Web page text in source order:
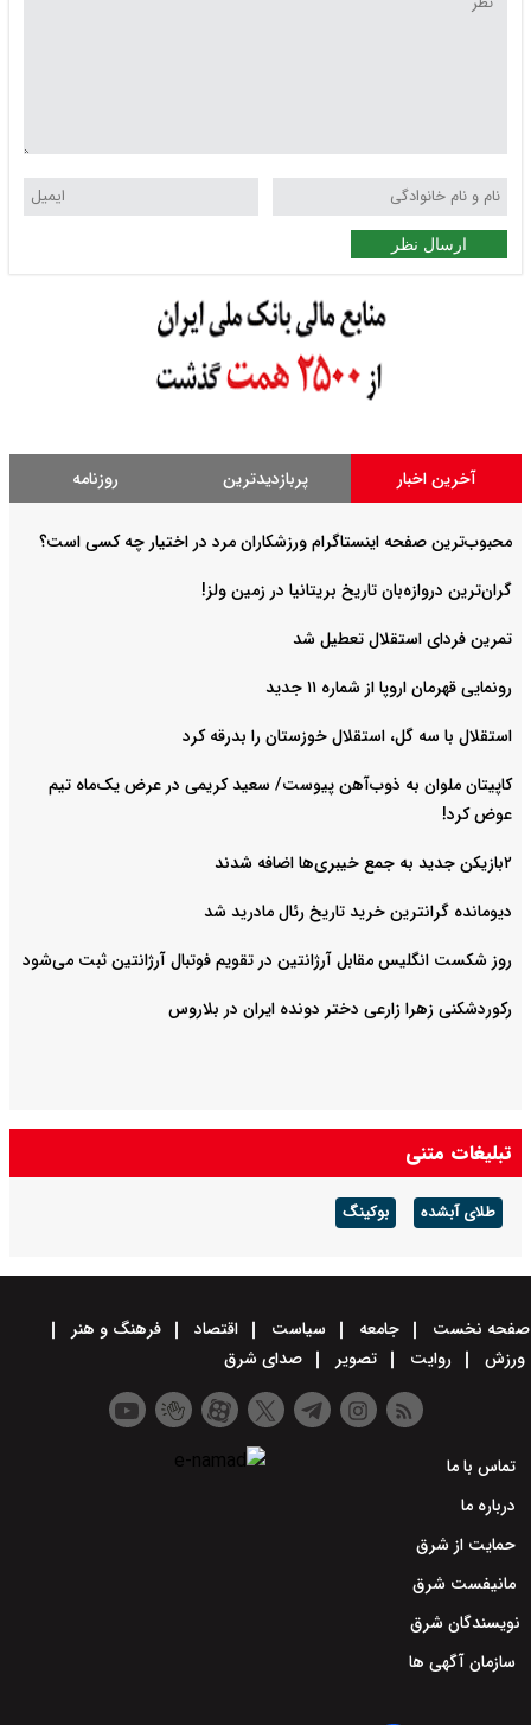
ارسال نظر
آخرین اخبار پربازدیدترین روزنامه
محبوب‌ترین صفحه اینستاگرام ورزشکاران مرد در اختیار چه کسی است؟
گران‌ترین دروازه‌بان تاریخ بریتانیا در زمین ولز!
تمرین فردای استقلال تعطیل شد
رونمایی قهرمان اروپا از شماره ۱۱ جدید
استقلال با سه گل، استقلال خوزستان را بدرقه کرد
کاپیتان ملوان به ذوب‌آهن پیوست/ سعید کریمی در عرض یک‌ماه تیم
عوض کرد!
۲بازیکن جدید به جمع خیبری‌ها اضافه شدند
دیومانده گرانترین خرید تاریخ رئال مادرید شد
روز شکست انگلیس مقابل آرژانتین در تقویم فوتبال آرژانتین ثبت می‌شود
رکوردشکنی زهرا زارعی دختر دونده ایران در بلاروس
تبلیغات متنی
طلای آبشده بوکینگ
صفحه نخست جامعه سیاست اقتصاد
فرهنگ و هنر
ورزش
روایت تصویر صدای شرق
تماس با ما
درباره ما
حمایت از شرق
مانیفست شرق
نویسندگان شرق
سازمان آگهی ها